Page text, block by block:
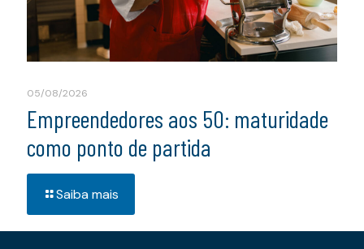
05/08/2026
Empreendedores aos 50: maturidade
como ponto de partida
Saiba mais